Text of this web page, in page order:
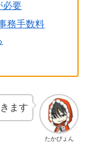
必要
務手数料
たかぴょん
ます